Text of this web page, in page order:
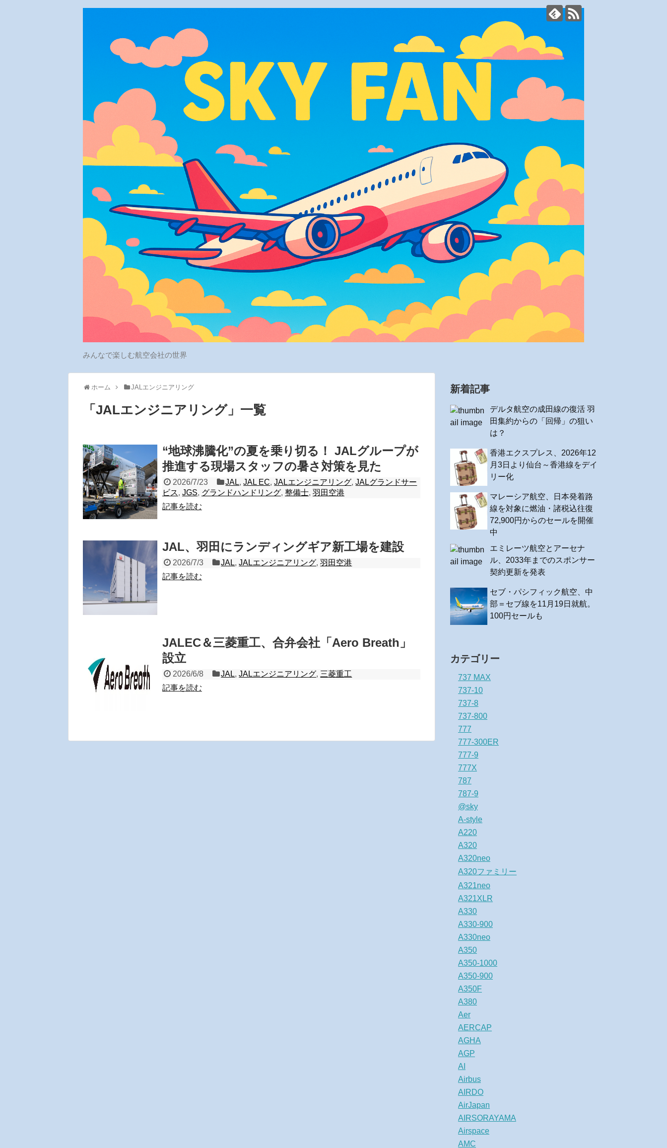
みんなで楽しむ航空会社の世界
ホーム JALエンジニアリング
「 JALエンジニアリング」 一覧
“地球沸騰化”の夏を乗り切る！ JALグループが
推進する現場スタッフの暑さ対策を見た
2026/7/23 JAL,JAL EC,JALエンジニアリング,JALグランドサー
ビス, JGS, グランドハンドリング, 整備士, 羽田空港
記事を読む
JAL、羽田にランディングギア新工場を建設
2026/7/3 JAL,JALエンジニアリング,羽田空港
記事を読む
JALEC＆三菱重工、合弁会社「Aero Breath」
設立
2026/6/8 JAL,JALエンジニアリング, 三菱重工
記事を読む
新着記事
デルタ航空の成田線の復活 羽
田集約からの「回帰」の狙い
は？
香港エクスプレス、2026年12
月3日より仙台～香港線をデイ
リー化
マレーシア航空、日本発着路
線を対象に燃油・諸税込往復
72,900円からのセールを開催
中
エミレーツ航空とアーセナ
ル、2033年までのスポンサー
契約更新を発表
セブ・パシフィック航空、中
部＝セブ線を11月19日就航。
100円セールも
カテゴリー
737 MAX
737-10
737-8
737-800
777
777-300ER
777-9
777X
787
787-9
@sky
A-style
A220
A320
A320neo
A320ファミリー
A321neo
A321XLR
A330
A330-900
A330neo
A350
A350-1000
A350-900
A350F
A380
Aer
AERCAP
AGHA
AGP
AI
Airbus
AIRDO
AirJapan
AIRSORAYAMA
Airspace
AMC